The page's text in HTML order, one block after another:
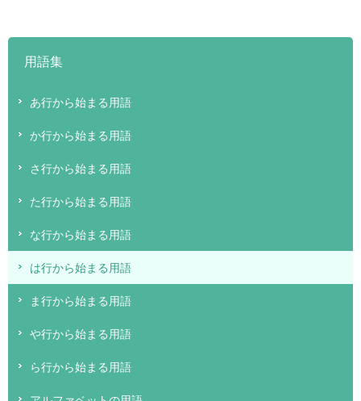
用語集
あ行から始まる用語
か行から始まる用語
さ行から始まる用語
た行から始まる用語
な行から始まる用語
は行から始まる用語
ま行から始まる用語
や行から始まる用語
ら行から始まる用語